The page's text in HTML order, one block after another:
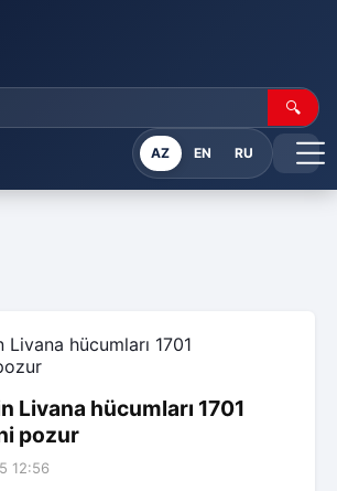
🔍
AZ EN RU
Livana hücumları 1701
pozur
12:56